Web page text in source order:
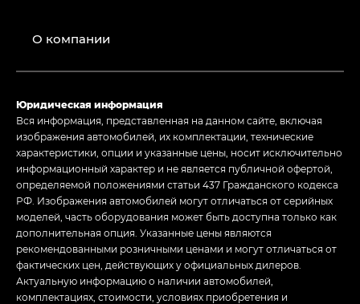
О компании
Юридическая информация
Вся информация, представленная на данном сайте, включая
изображения автомобилей, их комплектации, технические
характеристики, опции и указанные цены, носит исключительно
информационный характер и не является публичной офертой,
определяемой положениями статьи 437 Гражданского кодекса
РФ. Изображения автомобилей могут отличаться от серийных
моделей, часть оборудования может быть доступна только как
дополнительная опция. Указанные цены являются
рекомендованными розничными ценами и могут отличаться от
фактических цен, действующих у официальных дилеров.
Актуальную информацию о наличии автомобилей,
комплектациях, стоимости, условиях приобретения и